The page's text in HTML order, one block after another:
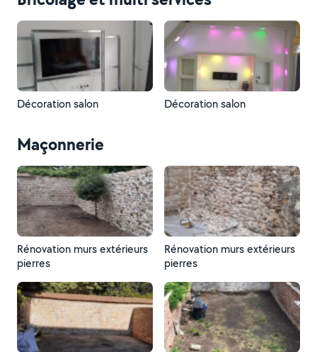
Décoration salon Décoration salon
Maçonnerie
Rénovation murs extérieurs
pierres
Rénovation murs extérieurs
pierres